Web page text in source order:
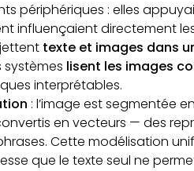
périphériques : elles
influençaient directement
texte et images dans
systèmes lisent les images
interprétables.
: l’image est segmentée
en vecteurs — des
Cette modélisation
que le texte seul ne